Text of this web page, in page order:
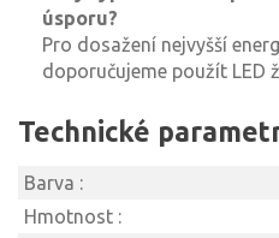
úsporu?
Pro dosažení nejvyšší
doporučujeme použít LED
Technické
Barva :
Hmotnost :